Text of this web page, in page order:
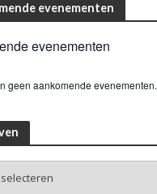
evenementen
evenementen
geen aankomende evenementen.